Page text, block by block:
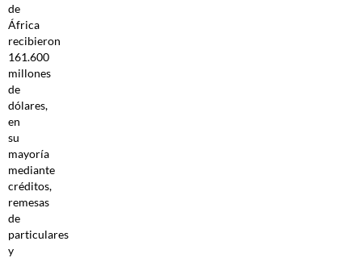
de
África
recibieron
161.600
millones
de
dólares,
en
su
mayoría
mediante
créditos,
remesas
de
particulares
y